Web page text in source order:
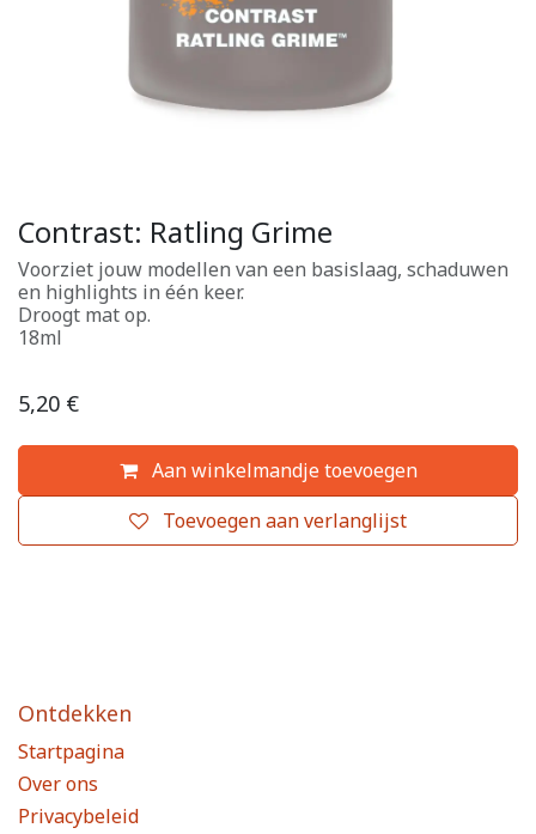
Contrast: Ratling Grime
Voorziet jouw modellen van een basislaag, schaduwen
en highlights in één keer.
Droogt mat op.
18ml
5,20 €
Aan winkelmandje toevoegen
Toevoegen aan verlanglijst
Ontdekken
Startpagina
Over ons
Privacybeleid